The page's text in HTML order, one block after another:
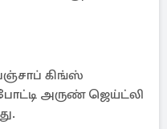
கிங்ஸ்
அருண் ஜெய்ட்லி